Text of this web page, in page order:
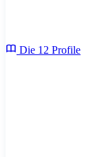
Die 12 Profile